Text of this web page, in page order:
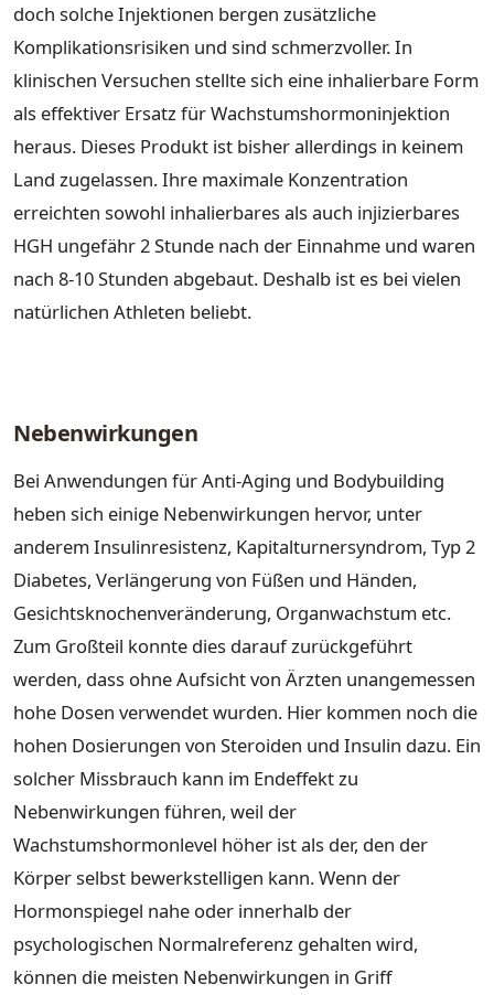
doch solche Injektionen bergen zusätzliche
Komplikationsrisiken und sind schmerzvoller. In
klinischen Versuchen stellte sich eine inhalierbare Form
als effektiver Ersatz für Wachstumshormoninjektion
heraus. Dieses Produkt ist bisher allerdings in keinem
Land zugelassen. Ihre maximale Konzentration
erreichten sowohl inhalierbares als auch injizierbares
HGH ungefähr 2 Stunde nach der Einnahme und waren
nach 8-10 Stunden abgebaut. Deshalb ist es bei vielen
natürlichen Athleten beliebt.
Nebenwirkungen
Bei Anwendungen für Anti-Aging und Bodybuilding
heben sich einige Nebenwirkungen hervor, unter
anderem Insulinresistenz, Kapitalturnersyndrom, Typ 2
Diabetes, Verlängerung von Füßen und Händen,
Gesichtsknochenveränderung, Organwachstum etc.
Zum Großteil konnte dies darauf zurückgeführt
werden, dass ohne Aufsicht von Ärzten unangemessen
hohe Dosen verwendet wurden. Hier kommen noch die
hohen Dosierungen von Steroiden und Insulin dazu. Ein
solcher Missbrauch kann im Endeffekt zu
Nebenwirkungen führen, weil der
Wachstumshormonlevel höher ist als der, den der
Körper selbst bewerkstelligen kann. Wenn der
Hormonspiegel nahe oder innerhalb der
psychologischen Normalreferenz gehalten wird,
können die meisten Nebenwirkungen in Griff